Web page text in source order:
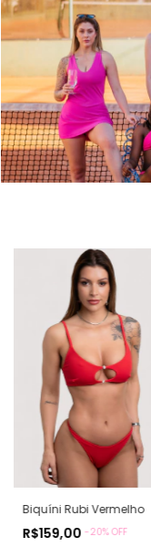
Biquíni Rubi Vermelho
R$159,00 -20% OFF